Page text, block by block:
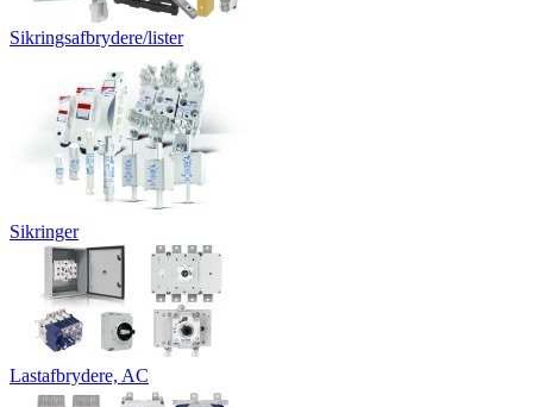
Sikringsafbrydere/lister
Sikringer
Lastafbrydere, AC